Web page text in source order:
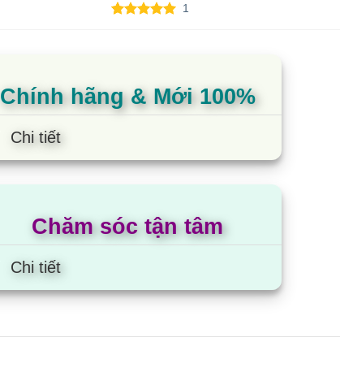
1
Chính hãng & Mới 100%
Chi tiết
Chăm sóc tận tâm
Chi tiết